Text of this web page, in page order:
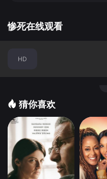
的肢解藏尸》：两男一
惨死在线观看
HD
猜你喜欢